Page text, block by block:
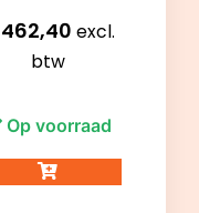
462,40 excl.
btw
Op voorraad